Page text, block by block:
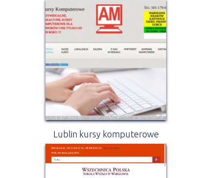
Lublin kursy komputerowe